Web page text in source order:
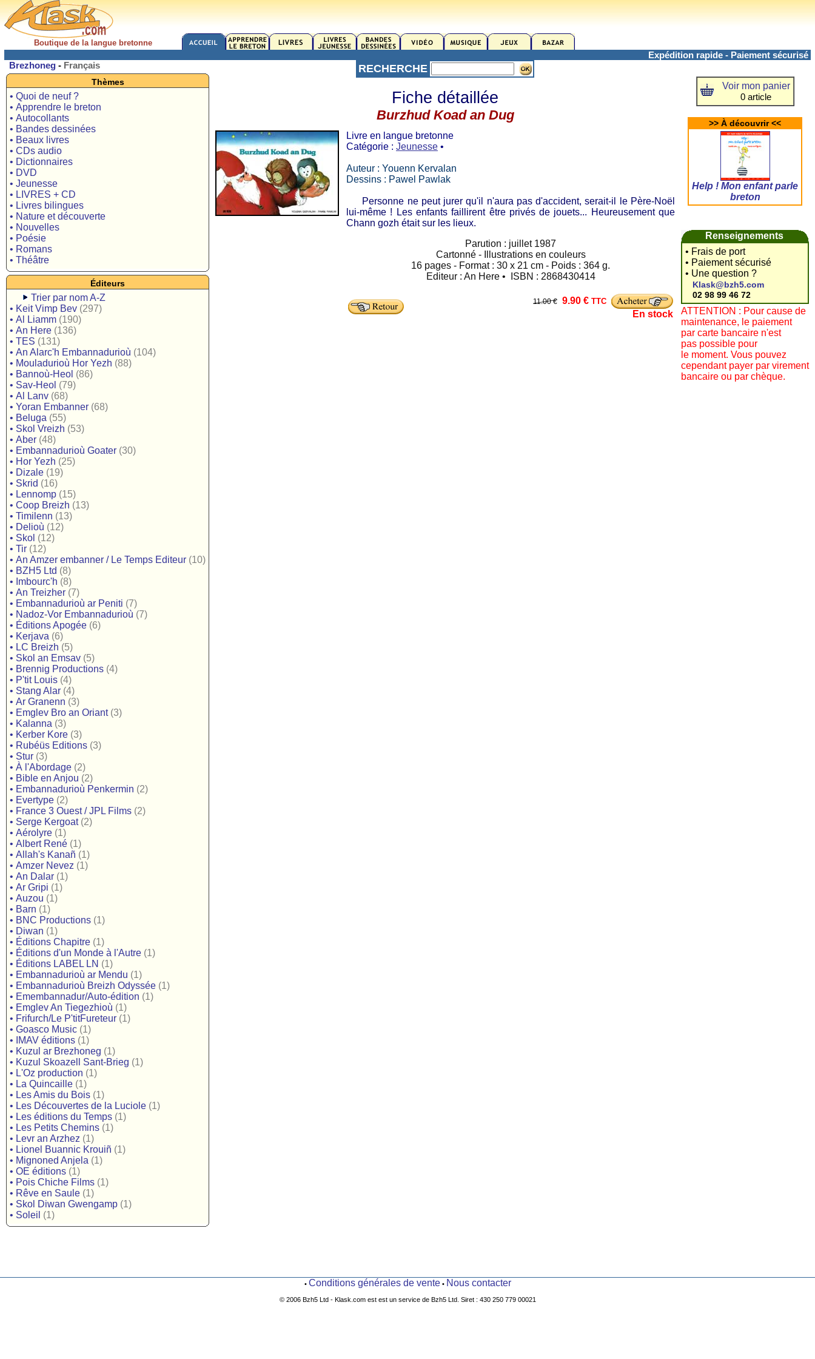
Boutique de la langue bretonne
Expédition rapide - Paiement sécurisé
Brezhoneg - Français
Thèmes
• Quoi de neuf ?
• Apprendre le breton
• Autocollants
• Bandes dessinées
• Beaux livres
• CDs audio
• Dictionnaires
• DVD
• Jeunesse
• LIVRES + CD
• Livres bilingues
• Nature et découverte
• Nouvelles
• Poésie
• Romans
• Théâtre
Éditeurs
Trier par nom A-Z
• Keit Vimp Bev (297)
• Al Liamm (190)
• An Here (136)
• TES (131)
• An Alarc'h Embannadurioù (104)
• Mouladurioù Hor Yezh (88)
• Bannoù-Heol (86)
• Sav-Heol (79)
• Al Lanv (68)
• Yoran Embanner (68)
• Beluga (55)
• Skol Vreizh (53)
• Aber (48)
• Embannadurioù Goater (30)
• Hor Yezh (25)
• Dizale (19)
• Skrid (16)
• Lennomp (15)
• Coop Breizh (13)
• Timilenn (13)
• Delioù (12)
• Skol (12)
• Tir (12)
• An Amzer embanner / Le Temps Editeur (10)
• BZH5 Ltd (8)
• Imbourc'h (8)
• An Treizher (7)
• Embannadurioù ar Peniti (7)
• Nadoz-Vor Embannadurioù (7)
• Éditions Apogée (6)
• Kerjava (6)
• LC Breizh (5)
• Skol an Emsav (5)
• Brennig Productions (4)
• P'tit Louis (4)
• Stang Alar (4)
• Ar Granenn (3)
• Emglev Bro an Oriant (3)
• Kalanna (3)
• Kerber Kore (3)
• Rubéüs Editions (3)
• Stur (3)
• À l'Abordage (2)
• Bible en Anjou (2)
• Embannadurioù Penkermin (2)
• Evertype (2)
• France 3 Ouest / JPL Films (2)
• Serge Kergoat (2)
• Aérolyre (1)
• Albert René (1)
• Allah's Kanañ (1)
• Amzer Nevez (1)
• An Dalar (1)
• Ar Gripi (1)
• Auzou (1)
• Barn (1)
• BNC Productions (1)
• Diwan (1)
• Éditions Chapitre (1)
• Éditions d'un Monde à l'Autre (1)
• Éditions LABEL LN (1)
• Embannadurioù ar Mendu (1)
• Embannadurioù Breizh Odyssée (1)
• Emembannadur/Auto-édition (1)
• Emglev An Tiegezhioù (1)
• Frifurch/Le P'titFureteur (1)
• Goasco Music (1)
•
IMAV éditions (1)
• Kuzul ar Brezhoneg (1)
• Kuzul Skoazell Sant-Brieg (1)
• L'Oz production (1)
• La Quincaille (1)
• Les Amis du Bois (1)
• Les Découvertes de la Luciole (1)
• Les éditions du Temps (1)
• Les Petits Chemins (1)
• Levr an Arzhez (1)
• Lionel Buannic Krouiñ (1)
• Mignoned Anjela (1)
• OE éditions (1)
• Pois Chiche Films (1)
• Rêve en Saule (1)
• Skol Diwan Gwengamp (1)
• Soleil (1)
RECHERCHE
Fiche détaillée
Burzhud Koad an Dug
Livre en langue bretonne
Catégorie : Jeunesse •
Auteur : Youenn Kervalan
Dessins : Pawel Pawlak
Personne ne peut jurer qu'il n'aura pas d'accident, serait-il le Père-Noël
lui-même ! Les enfants faillirent être privés de jouets... Heureusement que
Chann gozh était sur les lieux.
Parution : juillet 1987
Cartonné - Illustrations en couleurs
16 pages - Format : 30 x 21 cm - Poids : 364 g.
Editeur : An Here • ISBN : 2868430414
11.00 € 9.90 € TTC
En stock
Voir mon panier
0 article
>> À découvrir <<
Help ! Mon enfant parle
breton
Renseignements
• Frais de port
• Paiement sécurisé
• Une question ?
Klask@bzh5.com
02 98 99 46 72
ATTENTION : Pour cause de
maintenance, le paiement
par carte bancaire n'est
pas possible pour
le moment. Vous pouvez
cependant payer par virement
bancaire ou par chèque.
• Conditions générales de vente• Nous contacter
© 2006 Bzh5 Ltd - Klask.com est est un service de Bzh5 Ltd. Siret : 430 250 779 00021